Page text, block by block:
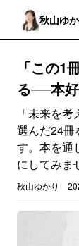
秋山ゆ
「この1
る──本
「未来を
選んだ24冊
す。本を通
にしてみま
秋山ゆかり